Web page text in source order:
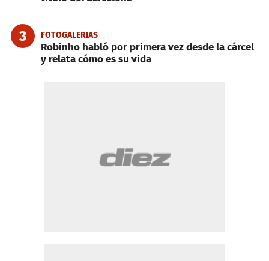
3 FOTOGALERIAS
Robinho habló por primera vez desde la cárcel
y relata cómo es su vida